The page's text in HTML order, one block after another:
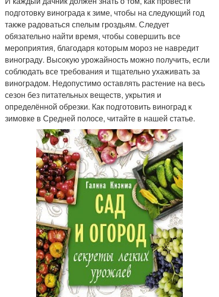
подготовку винограда к зиме, чтобы на следующий год
также радоваться спелым гроздьям. Следует
обязательно найти время, чтобы совершить все
мероприятия, благодаря которым мороз не навредит
винограду. Высокую урожайность можно получить, если
соблюдать все требования и тщательно ухаживать за
виноградом. Недопустимо оставлять растение на весь
сезон без питательных веществ, укрытия и
определённой обрезки. Как подготовить виноград к
зимовке в Средней полосе, читайте в нашей статье.